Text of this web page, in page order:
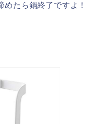
たら鍋終了ですよ！